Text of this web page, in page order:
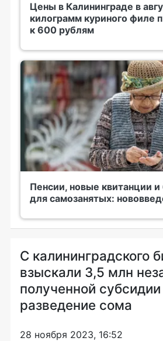
Цены в Калининграде в
килограмм куриного филе
к 600 рублям
Пенсии, новые квитанции
для самозанятых:
С калининградского
взыскали 3,5 млн
полученной субсидии
разведение сома
28 ноября 2023, 16:52